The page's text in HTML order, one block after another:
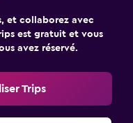
et collaborez avec
est gratuit et vous
avez réservé.
Trips